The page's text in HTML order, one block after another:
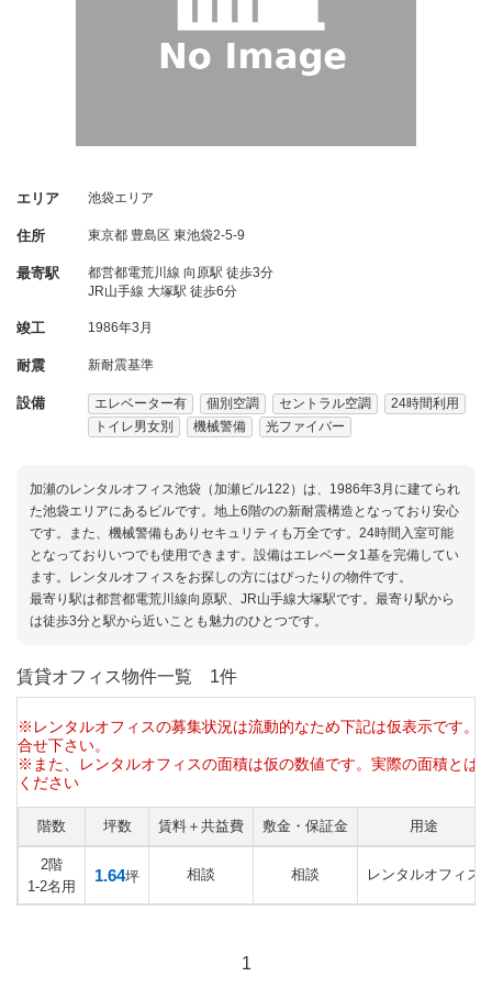
エリア 池袋エリア
住所 東京都 豊島区 東池袋2-5-9
最寄駅
都営都電荒川線 向原駅 徒歩3分
JR山手線 大塚駅 徒歩6分
竣工 1986年3月
耐震 新耐震基準
設備 エレベーター有 個別空調 セントラル空調
24時間利用
トイレ男女別
機械警備 光ファイバー
加瀬のレンタルオフィス池袋（加瀬ビル122）は、1986年3月に建てられ
た池袋エリアにあるビルです。地上6階のの新耐震構造となっており安心
です。また、機械警備もありセキュリティも万全です。24時間入室可能
となっておりいつでも使用できます。設備はエレベータ1基を完備してい
ます。レンタルオフィスをお探しの方にはぴったりの物件です。
最寄り駅は都営都電荒川線向原駅、JR山手線大塚駅です。最寄り駅から
は徒歩3分と駅から近いことも魅力のひとつです。
賃貸オフィス物件一覧 1件
※レンタルオフィスの募集状況は流動的なため下記は仮表示です。
合せ下さい。
※また、レンタルオフィスの面積は仮の数値です。実際の面積とは
ください
階数 坪数 賃料＋共益費 敷金・保証金 用途
2階
1-2名用
1.64坪 相談 相談 レンタルオフィス
1